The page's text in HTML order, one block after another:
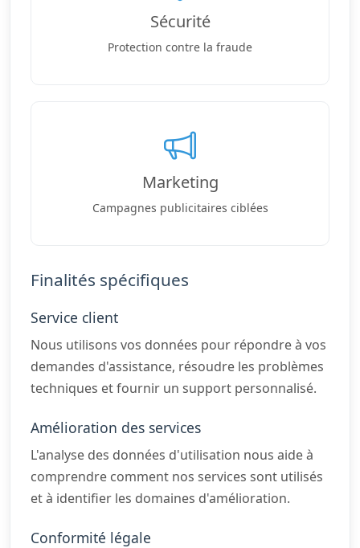
Sécurité
Protection contre la fraude
Marketing
Campagnes publicitaires ciblées
Finalités spécifiques
Service client
Nous utilisons vos données pour répondre à vos
demandes d'assistance, résoudre les problèmes
techniques et fournir un support personnalisé.
Amélioration des services
L'analyse des données d'utilisation nous aide à
comprendre comment nos services sont utilisés
et à identifier les domaines d'amélioration.
Conformité légale